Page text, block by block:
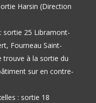
Harsin (Direction
sortie 25 Libramont-
Fourneau Saint-
trouve à la sortie du
sur en contre-
: sortie 18